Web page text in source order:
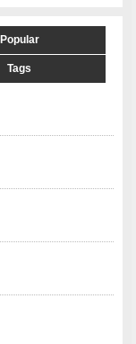
Popular
Tags